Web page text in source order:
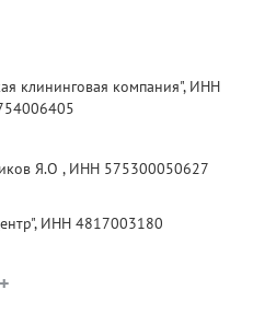
клининговая компания", ИНН
Я.О , ИНН 575300050627
ИНН 4817003180